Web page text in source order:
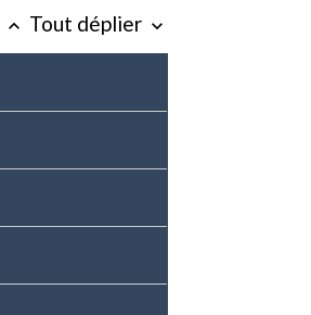
keyboard_arrow_up Tout déplier keyboard_arrow_down